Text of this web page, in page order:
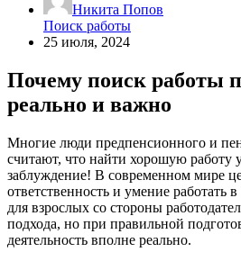
Никита Попов
Поиск работы
25 июля, 2024
Почему поиск работы
реально и важно
Многие люди предпенсионного и
считают, что найти хорошую работу
заблуждение! В современном мире
ответственность и умение работать
для взрослых со стороны
подхода, но при правильной
деятельность вполне реально.